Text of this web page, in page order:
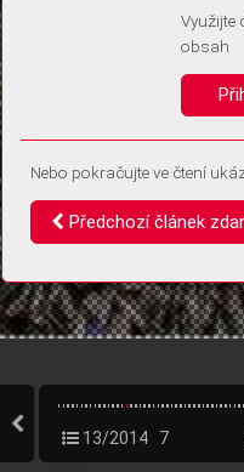
Vaše souhlasy a odmítnutí si
vás už příště znovu neptali.
13/2014 7
Využijte
obsah
Nebo pokračujte ve čtení
Předchozí článek